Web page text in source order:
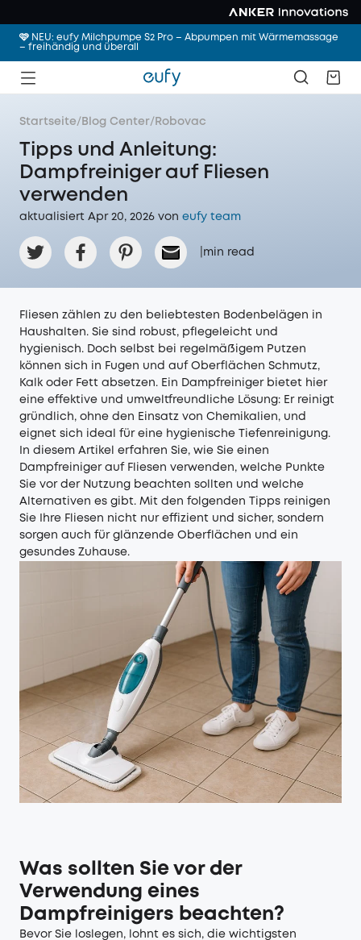
🩷 NEU: eufy Milchpumpe S2 Pro – Abpumpen mit Wärmemassage
– freihändig und überall
Startseite/ Blog Center/ Robovac
Tipps und Anleitung:
Dampfreiniger auf Fliesen
verwenden
aktualisiert Apr 20, 2026 von eufy team
min read
Fliesen zählen zu den beliebtesten Bodenbelägen in
Haushalten. Sie sind robust, pflegeleicht und
hygienisch. Doch selbst bei regelmäßigem Putzen
können sich in Fugen und auf Oberflächen Schmutz,
Kalk oder Fett absetzen. Ein Dampfreiniger bietet hier
eine effektive und umweltfreundliche Lösung: Er reinigt
gründlich, ohne den Einsatz von Chemikalien, und
eignet sich ideal für eine hygienische Tiefenreinigung.
In diesem Artikel erfahren Sie, wie Sie einen
Dampfreiniger auf Fliesen verwenden, welche Punkte
Sie vor der Nutzung beachten sollten und welche
Alternativen es gibt. Mit den folgenden Tipps reinigen
Sie Ihre Fliesen nicht nur effizient und sicher, sondern
sorgen auch für glänzende Oberflächen und ein
gesundes Zuhause.
Was sollten Sie vor der
Verwendung eines
Dampfreinigers beachten?
Bevor Sie loslegen, lohnt es sich, die wichtigsten